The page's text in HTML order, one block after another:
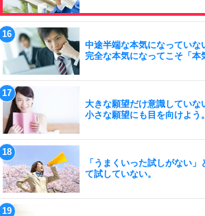
中途半端な本気になっていな
完全な本気になってこそ「本
大きな願望だけ意識していな
小さな願望にも目を向けよう。
「うまくいった試しがない
て試していない。